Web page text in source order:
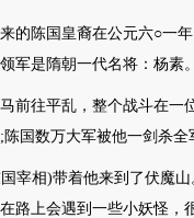
的陈国皇裔在公元六○一年
军是隋朝一代名将：杨素。
前往平乱，整个战斗在一
国数万大军被他一剑杀
宰相)带着他来到了伏魔
路上会遇到一些小妖怪，